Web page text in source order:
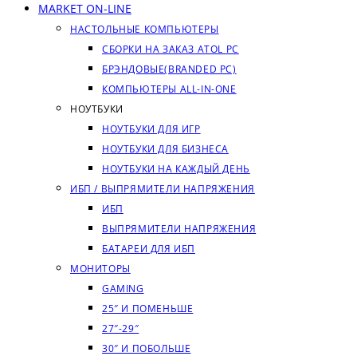
MARKET ON-LINE
НАСТОЛЬНЫЕ КОМПЬЮТЕРЫ
СБОРКИ НА ЗАКАЗ ATOL PC
БРЭНДОВЫЕ(BRANDED PC)
КОМПЬЮТЕРЫ ALL-IN-ONE
НОУТБУКИ
НОУТБУКИ ДЛЯ ИГР
НОУТБУКИ ДЛЯ БИЗНЕСА
НОУТБУКИ НА КАЖДЫЙ ДЕНЬ
ИБП / ВЫПРЯМИТЕЛИ НАПРЯЖЕНИЯ
ИБП
ВЫПРЯМИТЕЛИ НАПРЯЖЕНИЯ
БАТАРЕИ ДЛЯ ИБП
МОНИТОРЫ
GAMING
25″ И ПОМЕНЬШЕ
27″-29″
30″ И ПОБОЛЬШЕ